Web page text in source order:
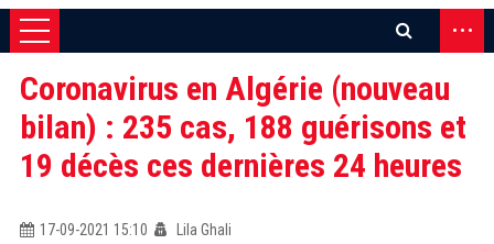
...
Coronavirus en Algérie (nouveau
bilan) : 235 cas, 188 guérisons et
19 décès ces dernières 24 heures
17-09-2021 15:10
Lila Ghali